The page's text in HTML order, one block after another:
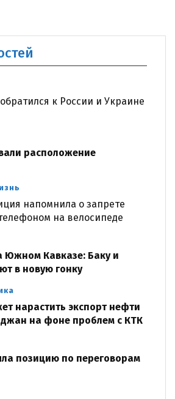
к России и Украине
расположение
напомнила о запрете
на велосипеде
Южном Кавказе: Баку и
в новую гонку
нарастить экспорт нефти
на фоне проблем с КТК
позицию по переговорам